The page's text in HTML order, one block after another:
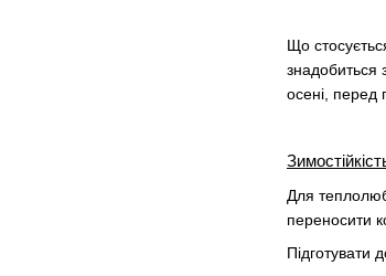
Що
знадобиться
осені, перед
Для
переносити
Підготувати